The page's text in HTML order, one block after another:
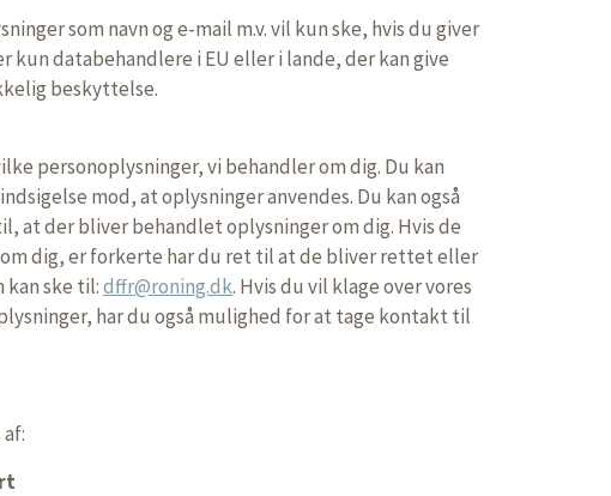
som navn og e-mail m.v. vil kun ske, hvis du giver
kun databehandlere i EU eller i lande, der kan give
beskyttelse.
personoplysninger, vi behandler om dig. Du kan
mod, at oplysninger anvendes. Du kan også
at der bliver behandlet oplysninger om dig. Hvis de
dig, er forkerte har du ret til at de bliver rettet eller
ske til:dffr@roning.dk. Hvis du vil klage over vores
har du også mulighed for at tage kontakt til